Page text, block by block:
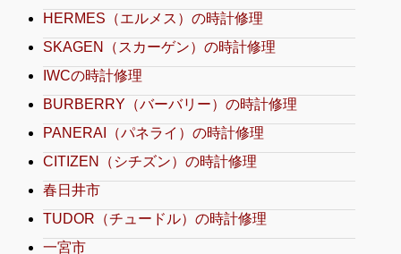
HERMES（エルメス）の時計修理
SKAGEN（スカーゲン）の時計修理
IWCの時計修理
BURBERRY（バーバリー）の時計修理
PANERAI（パネライ）の時計修理
CITIZEN（シチズン）の時計修理
春日井市
TUDOR（チュードル）の時計修理
一宮市